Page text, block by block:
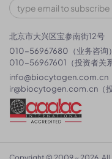
北京市大兴区宝参南街12号
010-56967680（业务咨询）
010-56967601（投资者关系
info@biocytogen.com.cn
ir@biocytogen.com.cn （